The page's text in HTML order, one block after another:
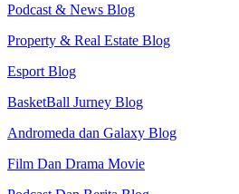
Podcast & News Blog
Property & Real Estate Blog
Esport Blog
BasketBall Jurney Blog
Andromeda dan Galaxy Blog
Film Dan Drama Movie